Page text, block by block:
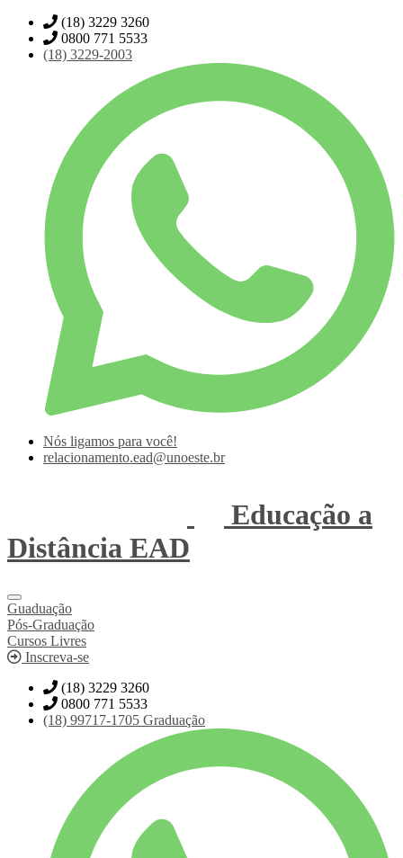
(18) 3229 3260
0800 771 5533
(18) 3229-2003
Nós ligamos para você!
relacionamento.ead@unoeste.br
Educação a
Distância EAD
Guaduação
Pós-Graduação
Cursos Livres
Inscreva-se
(18) 3229 3260
0800 771 5533
(18) 99717-1705 Graduação